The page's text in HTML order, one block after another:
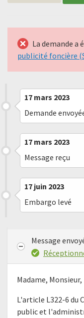
La demande a
publicité foncière
17 mars 2023
Demande
17 mars 2023
Message reçu
17 juin 2023
Embargo levé
Message
Madame, Monsieur,
L'article L322-6 du
public et